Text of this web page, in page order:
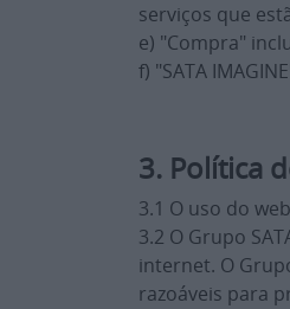
serviços que
e) "Compra"
f) "SATA
3. Política
3.1 O uso do
3.2 O Grupo
internet. O
razoáveis para